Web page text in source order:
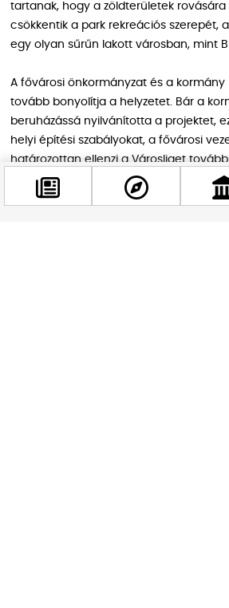
tartanak, hogy a zöldterületek
csökkentik a park rekreációs szerepét,
egy olyan sűrűn lakott városban, mint
A fővárosi önkormányzat és a kormány
tovább bonyolítja a helyzetet. Bár a
beruházássá nyilvánította a projektet,
helyi építési szabályokat, a fővárosi
határozottan ellenzi a Városliget
közötti konszenzus hiánya nemcsak a
hanem szélesebb körű politikai